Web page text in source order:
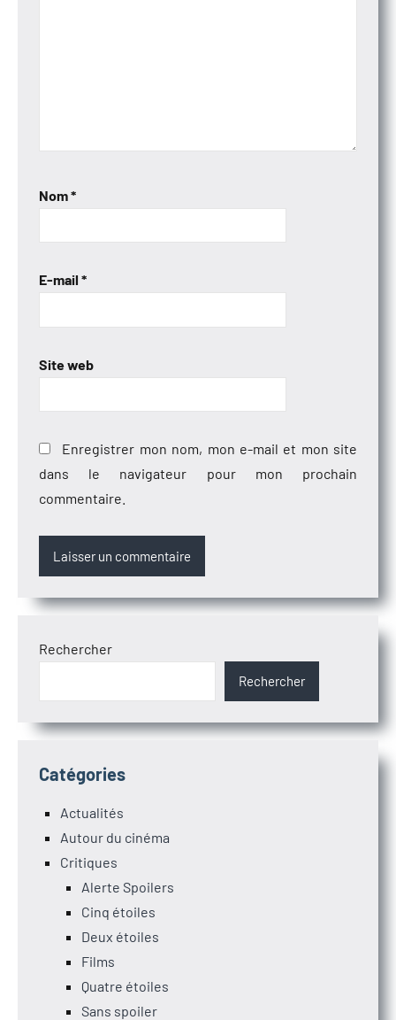
Nom*
E-mail *
Site web
Enregistrer mon nom, mon e-mail et mon site
dans le navigateur pour mon prochain
commentaire.
Rechercher
Rechercher
Catégories
Actualités
Autour du cinéma
Critiques
Alerte Spoilers
Cinq étoiles
Deux étoiles
Films
Quatre étoiles
Sans spoiler